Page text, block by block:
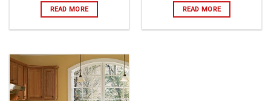
READ MORE READ MORE